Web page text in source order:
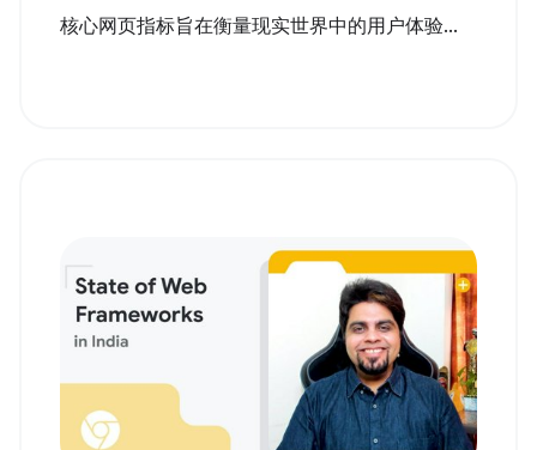
核心网页指标旨在衡量现实世界中的用户体验...